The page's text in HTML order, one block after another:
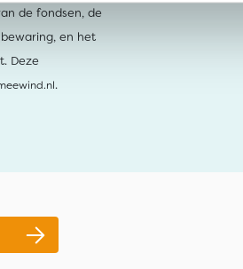
de fondsen, de
en het
Deze
.